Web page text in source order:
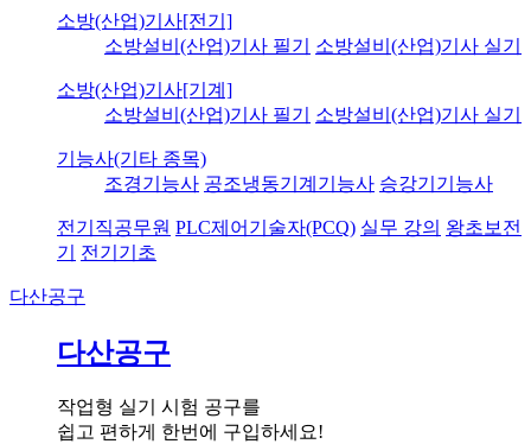
소방(산업)기사[전기]
소방설비(산업)기사 필기
소방설비(산업)기사 실기
소방(산업)기사[기계]
소방설비(산업)기사 필기
소방설비(산업)기사 실기
기능사(기타 종목)
조경기능사 공조냉동기계기능사 승강기기능사
전기직공무원 PLC제어기술자(PCQ) 실무 강의 왕초보전
기
전기기초
다산공구
다산공구
작업형 실기 시험 공구를
쉽고 편하게 한번에 구입하세요!